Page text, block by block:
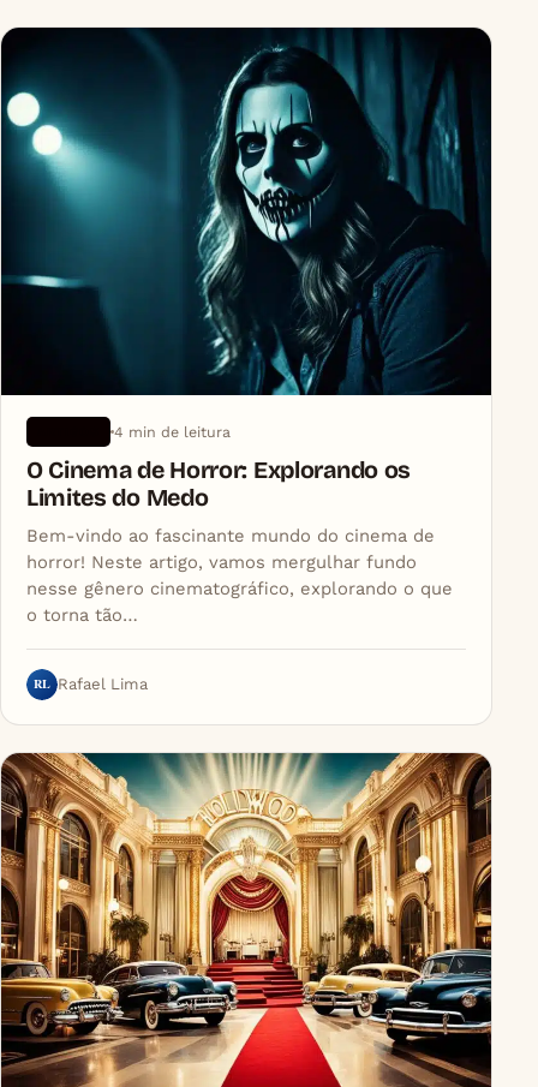
4 min de leitura
O Cinema de Horror: Explorando os
Limites do Medo
Bem-vindo ao fascinante mundo do cinema de
horror! Neste artigo, vamos mergulhar fundo
nesse gênero cinematográfico, explorando o que
o torna tão…
RL Rafael Lima